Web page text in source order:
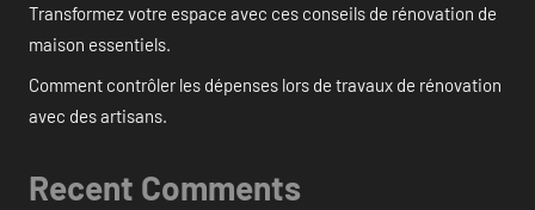
Transformez votre espace avec ces conseils de rénovation de
maison essentiels.
Comment contrôler les dépenses lors de travaux de rénovation
avec des artisans.
Recent Comments